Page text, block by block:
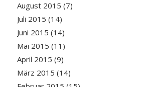
August 2015 (7)
Juli 2015 (14)
Juni 2015 (14)
Mai 2015 (11)
April 2015 (9)
März 2015 (14)